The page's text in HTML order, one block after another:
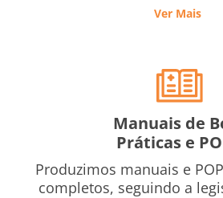
Ver Mais
Manuais de
Práticas e
Produzimos manuais e
completos, seguindo a